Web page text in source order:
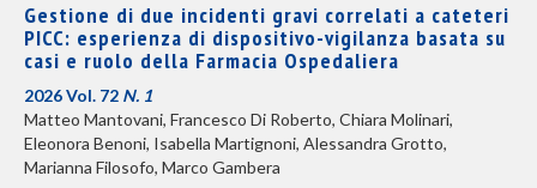
Gestione di due incidenti gravi correlati a cateteri
PICC: esperienza di dispositivo-vigilanza basata su
casi e ruolo della Farmacia Ospedaliera
2026 Vol. 72 N. 1
Matteo Mantovani, Francesco Di Roberto, Chiara Molinari,
Eleonora Benoni, Isabella Martignoni, Alessandra Grotto,
Marianna Filosofo, Marco Gambera